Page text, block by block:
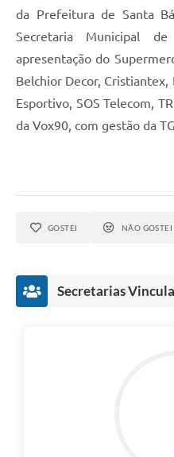
da Prefeitura de Santa
Secretaria Municipal
apresentação do
Belchior Decor,
Esportivo, SOS Telecom,
da Vox90, com gestão da
GOSTEI NÃO GOSTEI
Secretarias